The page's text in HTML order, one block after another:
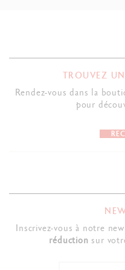
TROUVEZ
Rendez-vous dans la
pour
Inscrivez-vous à notre
réduction sur